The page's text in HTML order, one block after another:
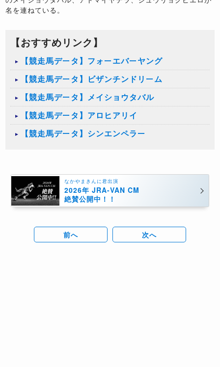
名を連ねている。
【おすすめリンク】
【競走馬データ】フォーエバーヤング
【競走馬データ】ビザンチンドリーム
【競走馬データ】メイショウタバル
【競走馬データ】アロヒアリイ
【競走馬データ】シンエンペラー
なかやまきんに君出演
2026年 JRA-VAN CM
絶賛公開中！！
前へ 次へ